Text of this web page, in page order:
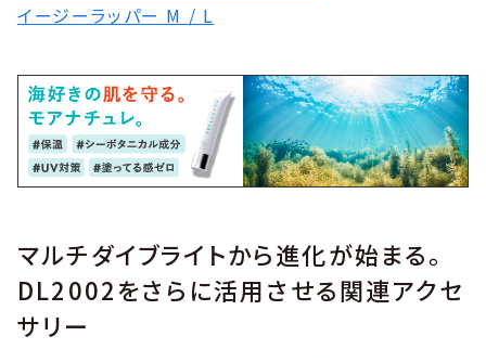
イージーラッパー M / L
マルチダイブライトから進化が始まる。
DL2002をさらに活用させる関連アクセ
サリー